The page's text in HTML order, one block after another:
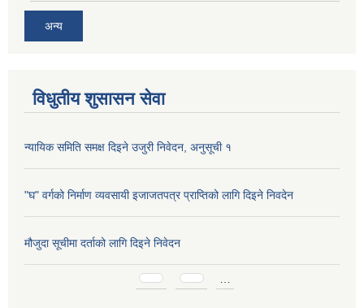
अन्य
विधुतीय शुसासन सेवा
न्यायिक समिति समक्ष दिइने उजुरी निवेदन, अनुसूची १
"घ" वर्गको निर्माण व्यवसायी इजाजतपत्र प्राप्तिको लागि दिइने निवदेन
मौजुदा सूचीमा दर्ताको लागि दिइने निवेदन